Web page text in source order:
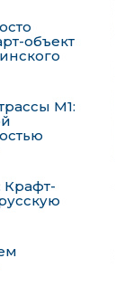
объект
М1:
Крафт-